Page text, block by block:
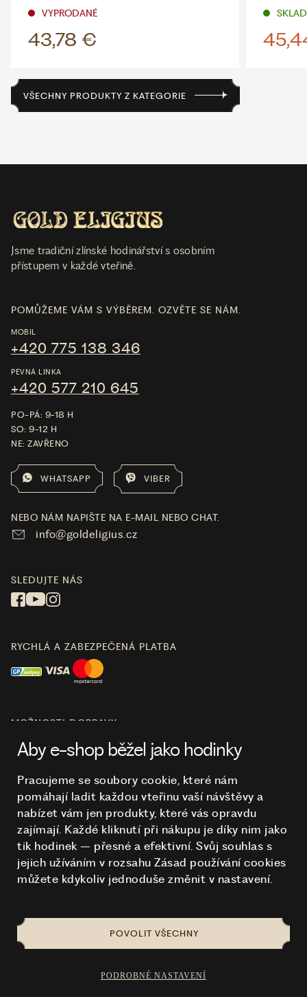
VYPRODANÉ
43,78 €
VŠECHNY PRODUKTY Z KATEGORIE
Jsme tradiční zlínské hodinářství s osobním
přístupem v každé vteřině.
O NÁKUPU
HODINKY
POMŮŽEME VÁM S VÝBĚREM. OZVĚTE SE NÁM.
MOBIL
+420 775 138 346
PEVNÁ LINKA
+420 577 210 645
PO-PÁ: 9-18 H
SO: 9-12 H
NE: ZAVŘENO
WHATSAPP VIBER
NEBO NÁM NAPIŠTE NA E-MAIL NEBO CHAT.
info@goldeligius.cz
SLEDUJTE NÁS
RYCHLÁ A ZABEZPEČENÁ PLATBA
MOŽNOSTI DOPRAVY
NA TOMTO WEBU STRAŠÍ
Aby e-shop běžel jako hodinky
Pracujeme se soubory cookie, které nám
pomáhají ladit každou vteřinu vaší návštěvy a
nabízet vám jen produkty, které vás opravdu
zajímají. Každé kliknutí při nákupu je díky nim jako
tik hodinek – přesné a efektivní. Svůj souhlas s
jejich užíváním v rozsahu Zásad používání cookies
můžete kdykoliv jednoduše změnit v nastavení.
POVOLIT VŠECHNY
PODROBNÉ NASTAVENÍ